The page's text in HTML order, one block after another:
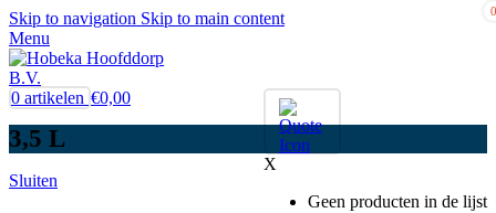
Skip to navigation Skip to main content
Menu
0
X
Geen producten in de lijst
0 artikelen €0,00
3,5 L
Sluiten